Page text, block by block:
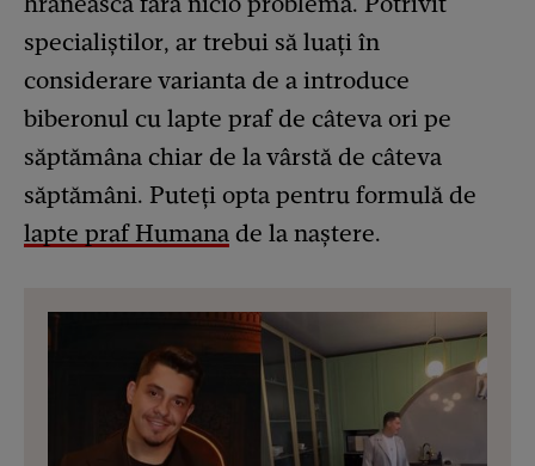
specialiștilor, ar trebui să luați în
considerare varianta de a introduce
biberonul cu lapte praf de câteva ori pe
săptămâna chiar de la vârstă de câteva
săptămâni. Puteți opta pentru formulă de
lapte praf Humana de la naștere.